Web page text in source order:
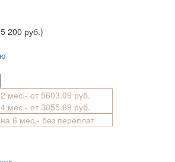
200 руб.)
мес.- от 5603.09 руб.
мес.- от 3055.69 руб.
на 6 мес.- без переплат